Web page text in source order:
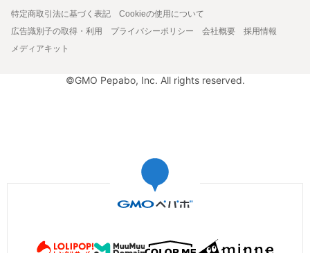
特定商取引法に基づく表記
Cookieの使用について
広告識別子の取得・利用
プライバシーポリシー 会社概要
採用情報
メディアキット
©GMO Pepabo, Inc. All rights reserved.